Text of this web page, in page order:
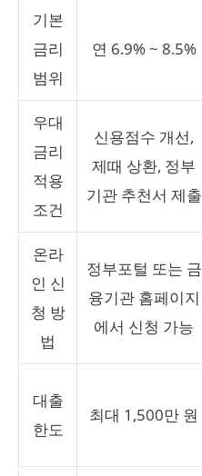
기본
금리
범위
연 6.9% ~ 8.5%
우대
금리
적용
조건
신용점수 개선,
제때 상환, 정부
기관 추천서 제출
온라
인 신
청 방
법
정부포털 또는 금
융기관 홈페이지
에서 신청 가능
대출
한도
최대 1,500만 원